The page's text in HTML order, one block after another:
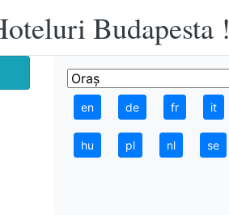
Budapesta !
en de fr it
hu pl nl se